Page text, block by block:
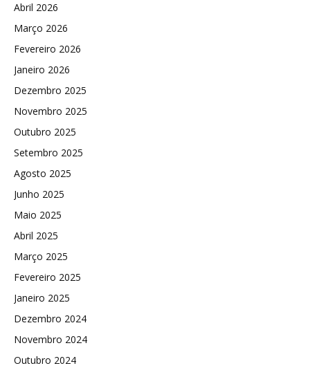
Abril 2026
Março 2026
Fevereiro 2026
Janeiro 2026
Dezembro 2025
Novembro 2025
Outubro 2025
Setembro 2025
Agosto 2025
Junho 2025
Maio 2025
Abril 2025
Março 2025
Fevereiro 2025
Janeiro 2025
Dezembro 2024
Novembro 2024
Outubro 2024